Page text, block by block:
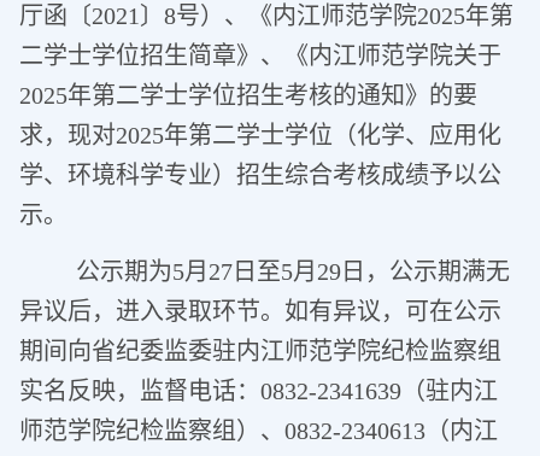
厅函〔2021〕8号）、《内江师范学院2025年第
二学士学位招生简章》、《内江师范学院关于
2025年第二学士学位招生考核的通知》的要
求，现对2025年第二学士学位（化学、应用化
学、环境科学专业）招生综合考核成绩予以公
示。
公示期为5月27日至5月29日，公示期满无
异议后，进入录取环节。如有异议，可在公示
期间向省纪委监委驻内江师范学院纪检监察组
实名反映，监督电话：0832-2341639（驻内江
师范学院纪检监察组）、0832-2340613（内江